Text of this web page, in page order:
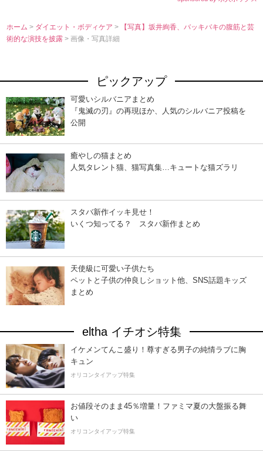
ホーム > ダイエット・ボディケア>
【写真】坂井絢香、バッキバキの腹筋と芸
術的な演技を披露> 画像・写真詳細
ピックアップ
可愛いシルバニアまとめ
『鬼滅の刃』の再現ほか、人気のシルバニア投稿を
公開
癒やしの猫まとめ
人気タレント猫、猫写真集…キュートな猫ズラリ
スタバ新作イッキ見せ！
いくつ知ってる？ スタバ新作まとめ
天使級に可愛い子供たち
ペットと子供の仲良しショット他、SNS話題キッズ
まとめ
eltha イチオシ特集
イケメンてんこ盛り！尊すぎる男子の純情ラブに胸
キュン
オリコンタイアップ特集
お値段そのまま45％増量！ファミマ夏の大盤振る舞
い
オリコンタイアップ特集